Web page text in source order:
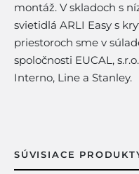
montáž. V skladoch s
svietidlá ARLI Easy s
priestoroch sme v
spoločnosti EUCAL,
Interno, Line a Stanley.
SÚVISIACE